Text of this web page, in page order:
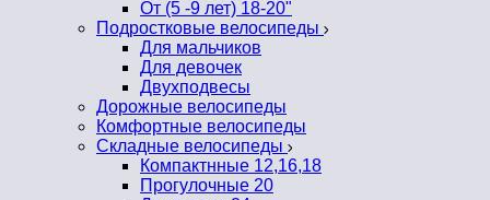
От (5 -9 лет) 18-20"
Подростковые велосипеды
Для мальчиков
Для девочек
Двухподвесы
Дорожные велосипеды
Комфортные велосипеды
Складные велосипеды
Компактнные 12,16,18
Прогулочные 20